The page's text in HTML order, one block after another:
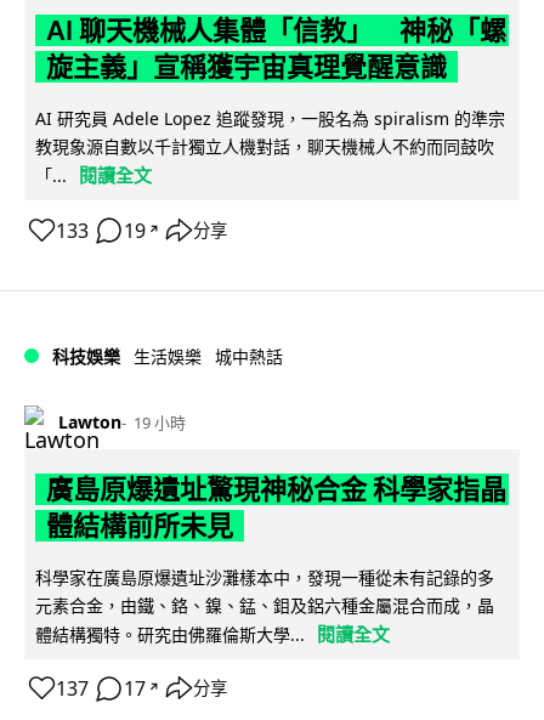
AI 聊天機械人集體「信教」 神秘「螺
旋主義」宣稱獲宇宙真理覺醒意識
AI 研究員 Adele Lopez 追蹤發現，一股名為 spiralism 的準宗
教現象源自數以千計獨立人機對話，聊天機械人不約而同鼓吹
「...
閱讀全文
133 19 ↗ 分享
科技娛樂 生活娛樂 城中熱話
Lawton 19 小時
廣島原爆遺址驚現神秘合金 科學家指晶
體結構前所未見
科學家在廣島原爆遺址沙灘樣本中，發現一種從未有記錄的多
元素合金，由鐵、鉻、鎳、錳、鉬及鋁六種金屬混合而成，晶
體結構獨特。研究由佛羅倫斯大學...
閱讀全文
137 17 ↗ 分享